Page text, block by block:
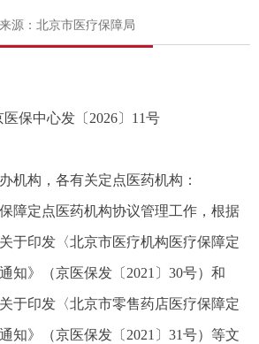
源：北京市医疗保障局
医保中心发〔2026〕11号
机构，各有关定点医药机构：
障定点医药机构协议管理工作，根据
于印发〈北京市医疗机构医疗保障定
知》（京医保发〔2021〕30号）和
于印发〈北京市零售药店医疗保障定
知》（京医保发〔2021〕31号）等文